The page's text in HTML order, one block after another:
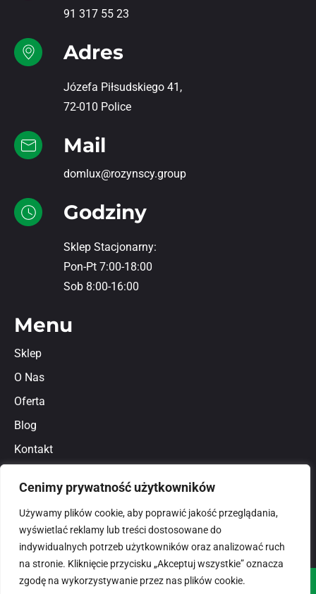
Cenimy prywatność użytkowników
Używamy plików cookie, aby poprawić jakość przeglądania,
wyświetlać reklamy lub treści dostosowane do
indywidualnych potrzeb użytkowników oraz analizować ruch
na stronie. Kliknięcie przycisku „Akceptuj wszystkie” oznacza
zgodę na wykorzystywanie przez nas plików cookie.
91 317 55 23
Adres
Józefa Piłsudskiego 41,
72-010 Police
Mail
domlux@rozynscy.group
Godziny
Sklep Stacjonarny:
Pon-Pt 7:00-18:00
Sob 8:00-16:00
Menu
Sklep
O Nas
Oferta
Blog
Kontakt
Polityka prywatności